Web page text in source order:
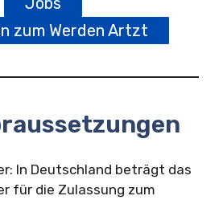
zum Werden Artzt
In Deutschland beträgt das
für die Zulassung zum